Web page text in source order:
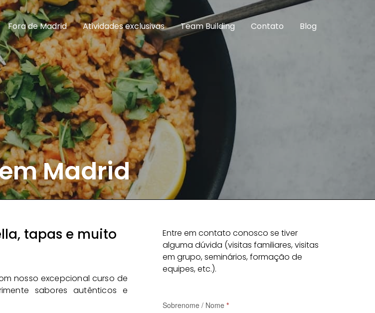
Fora de Madrid Atividades exclusivas Team Building Contato Blog
Madrid
tapas e muito
nosso excepcional curso de
sabores autênticos e
Entre em contato conosco se tiver
alguma dúvida (visitas familiares, visitas
em grupo, seminários, formação de
equipes, etc.).
Sobrenome / Nome *